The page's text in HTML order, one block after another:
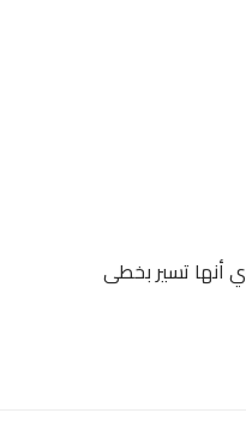
أنها تسير بخطى